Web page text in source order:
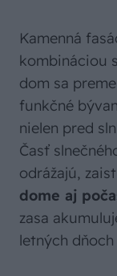
Kamenná
kombináciou
dom sa
funkčné
nielen pred
Časť
odrážajú,
dome aj
zasa
letných